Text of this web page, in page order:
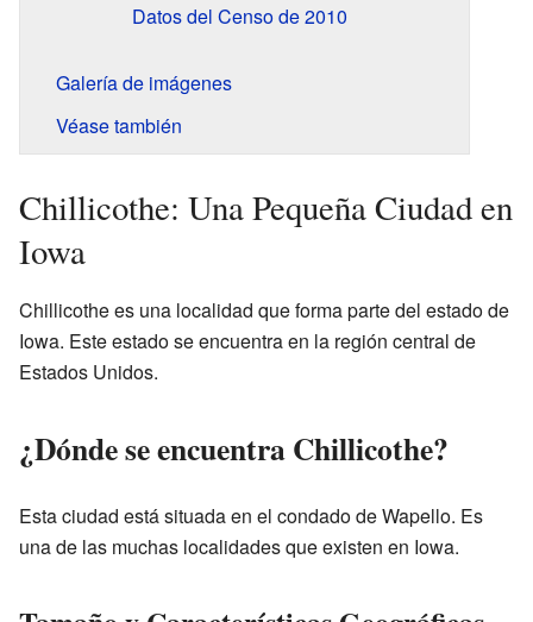
Datos del Censo de 2010
Galería de imágenes
Véase también
Chillicothe: Una Pequeña Ciudad en
Iowa
Chillicothe es una localidad que forma parte del estado de
Iowa. Este estado se encuentra en la región central de
Estados Unidos.
¿Dónde se encuentra Chillicothe?
Esta ciudad está situada en el condado de Wapello. Es
una de las muchas localidades que existen en Iowa.